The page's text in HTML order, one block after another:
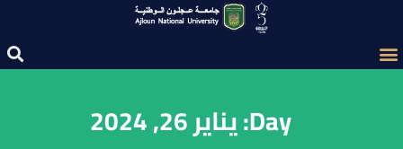
Day: يناير 26, 2024